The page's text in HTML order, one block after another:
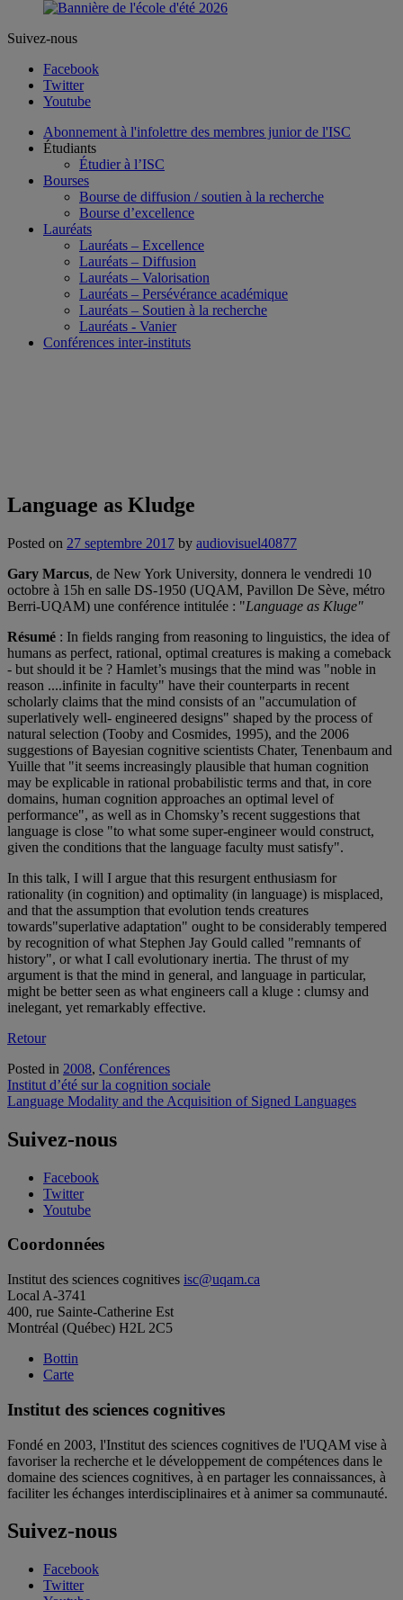
Suivez-nous
Facebook
Twitter
Youtube
Abonnement à l'infolettre des membres junior de l'ISC
Étudiants
Étudier à l’ISC
Bourses
Bourse de diffusion / soutien à la recherche
Bourse d’excellence
Lauréats
Lauréats – Excellence
Lauréats – Diffusion
Lauréats – Valorisation
Lauréats – Persévérance académique
Lauréats – Soutien à la recherche
Lauréats - Vanier
Conférences inter-instituts
Language as Kludge
Posted on 27 septembre 2017 by audiovisuel40877
Gary Marcus, de New York University, donnera le vendredi 10
octobre à 15h en salle DS-1950 (UQAM, Pavillon De Sève, métro
Berri-UQAM) une conférence intitulée : "Language as Kluge"
Résumé : In fields ranging from reasoning to linguistics, the idea of
humans as perfect, rational, optimal creatures is making a comeback
- but should it be ? Hamlet’s musings that the mind was "noble in
reason ....infinite in faculty" have their counterparts in recent
scholarly claims that the mind consists of an "accumulation of
superlatively well- engineered designs" shaped by the process of
natural selection (Tooby and Cosmides, 1995), and the 2006
suggestions of Bayesian cognitive scientists Chater, Tenenbaum and
Yuille that "it seems increasingly plausible that human cognition
may be explicable in rational probabilistic terms and that, in core
domains, human cognition approaches an optimal level of
performance", as well as in Chomsky’s recent suggestions that
language is close "to what some super-engineer would construct,
given the conditions that the language faculty must satisfy".
In this talk, I will I argue that this resurgent enthusiasm for
rationality (in cognition) and optimality (in language) is misplaced,
and that the assumption that evolution tends creatures
towards"superlative adaptation" ought to be considerably tempered
by recognition of what Stephen Jay Gould called "remnants of
history", or what I call evolutionary inertia. The thrust of my
argument is that the mind in general, and language in particular,
might be better seen as what engineers call a kluge : clumsy and
inelegant, yet remarkably effective.
Retour
Posted in 2008, Conférences
Navigation
de
l'article
Institut d’été sur la cognition sociale
Language Modality and the Acquisition of Signed Languages
Suivez-nous
Facebook
Twitter
Youtube
Coordonnées
Institut des sciences cognitives isc@uqam.ca
Local A-3741
400, rue Sainte-Catherine Est
Montréal (Québec) H2L 2C5
Bottin
Carte
Institut des sciences cognitives
Fondé en 2003, l'Institut des sciences cognitives de l'UQAM vise à
favoriser la recherche et le développement de compétences dans le
domaine des sciences cognitives, à en partager les connaissances, à
faciliter les échanges interdisciplinaires et à animer sa communauté.
Suivez-nous
Facebook
Twitter